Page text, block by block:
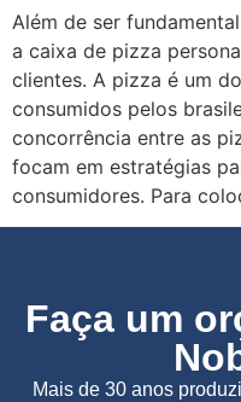
Além de ser
a caixa de pizza
clientes. A pizza é um
consumidos pelos
concorrência entre as
focam em estratégias
consumidores. Para
Faça um
Mais de 30 anos